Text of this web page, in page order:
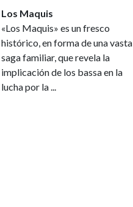
Los Maquis
«Los Maquis» es un fresco
histórico, en forma de una vasta
saga familiar, que revela la
implicación de los bassa en la
lucha por la ...